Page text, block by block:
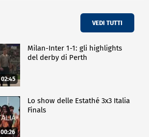
VEDI TUTTI
02:45
Milan-Inter 1-1: gli highlights
del derby di Perth
00:26
Lo show delle Estathé 3x3 Italia
Finals